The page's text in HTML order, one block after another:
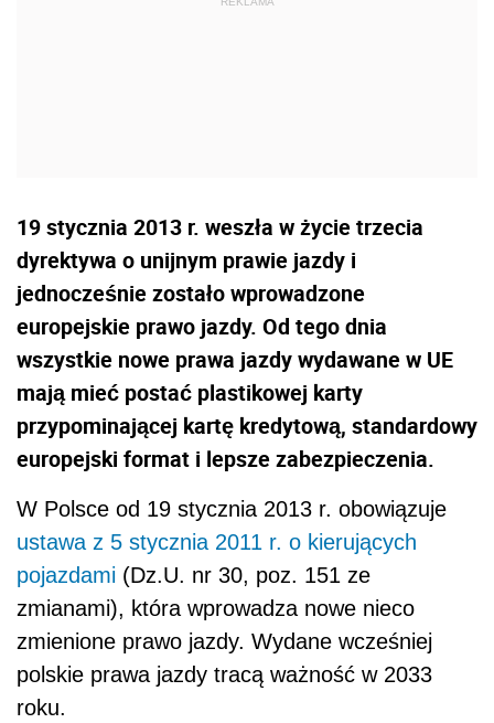
19 stycznia 2013 r. weszła w życie trzecia
dyrektywa o unijnym prawie jazdy i
jednocześnie zostało wprowadzone
europejskie prawo jazdy. Od tego dnia
wszystkie nowe prawa jazdy wydawane w UE
mają mieć postać plastikowej karty
przypominającej kartę kredytową, standardowy
europejski format i lepsze zabezpieczenia.
W Polsce od 19 stycznia 2013 r. obowiązuje
ustawa z 5 stycznia 2011 r. o kierujących
pojazdami (Dz.U. nr 30, poz. 151 ze
zmianami), która wprowadza nowe nieco
zmienione prawo jazdy. Wydane wcześniej
polskie prawa jazdy tracą ważność w 2033
roku.